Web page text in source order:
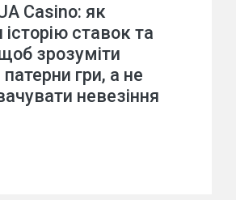
Casino: як
історію ставок та
зрозуміти
патерни гри, а не
невезіння